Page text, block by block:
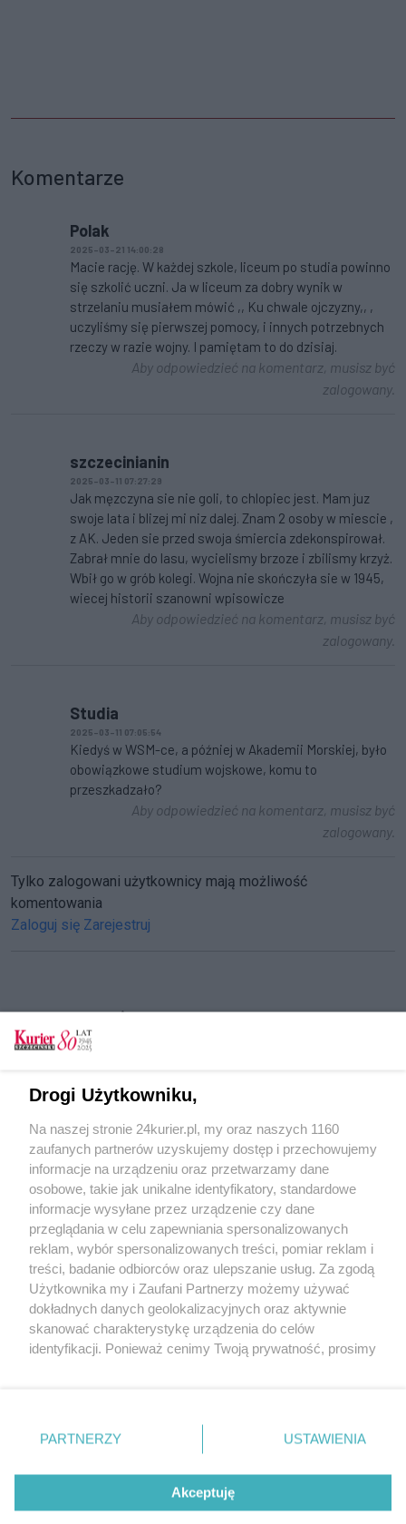
Komentarze
Polak
2025-03-21 14:00:28
Macie rację. W każdej szkole, liceum po studia powinno
się szkolić uczni. Ja w liceum za dobry wynik w
strzelaniu musiałem mówić ,, Ku chwale ojczyzny,, ,
uczyliśmy się pierwszej pomocy, i innych potrzebnych
rzeczy w razie wojny. I pamiętam to do dzisiaj.
Aby odpowiedzieć na komentarz, musisz być
zalogowany.
szczecinianin
2025-03-11 07:27:29
Jak męzczyna sie nie goli, to chlopiec jest. Mam juz
swoje lata i blizej mi niz dalej. Znam 2 osoby w miescie ,
z AK. Jeden sie przed swoja śmiercia zdekonspirował.
Zabrał mnie do lasu, wycielismy brzoze i zbilismy krzyż.
Wbił go w grób kolegi. Wojna nie skończyła sie w 1945,
wiecej historii szanowni wpisowicze
Aby odpowiedzieć na komentarz, musisz być
zalogowany.
Studia
2025-03-11 07:05:54
Kiedyś w WSM-ce, a później w Akademii Morskiej, było
obowiązkowe studium wojskowe, komu to
przeszkadzało?
Aby odpowiedzieć na komentarz, musisz być
zalogowany.
Tylko zalogowani użytkownicy mają możliwość
komentowania
Zaloguj się Zarejestruj
CZYTAJ TAKŻE
Politechnika Morska rekrutuje na studia
Politechnika Morska buduje Centrum
Symulatorów Portów i Offshore [GALERIA]
Kapitan Sławomir Woźniak wyróżniony
POGODA
26℃
Zobacz prognozę na 3 dni
Copyright © 2022 Kurier Szczeciński sp. z o.o.
Wszelkie prawa zastrzeżone
Nota wydawnicza
Nota prawna
Polityka prywatności
Reklama
Drogi Użytkowniku,
Na naszej stronie 24kurier.pl, my oraz naszych 1160
zaufanych partnerów uzyskujemy dostęp i przechowujemy
informacje na urządzeniu oraz przetwarzamy dane
osobowe, takie jak unikalne identyfikatory, standardowe
informacje wysyłane przez urządzenie czy dane
przeglądania w celu zapewniania spersonalizowanych
reklam, wybór spersonalizowanych treści, pomiar reklam i
treści, badanie odbiorców oraz ulepszanie usług. Za zgodą
Użytkownika my i Zaufani Partnerzy możemy używać
dokładnych danych geolokalizacyjnych oraz aktywnie
skanować charakterystykę urządzenia do celów
identyfikacji. Ponieważ cenimy Twoją prywatność, prosimy
prywatności znajdujący się w lewym dolnym rogu strony
. Niektóre rodzaje przetwarzania danych nie wymagają
takiemu przetwarzaniu. Preferencje będą miały
zastosowania tylko na tej witrynie.
PARTNERZY USTAWIENIA
Akceptuję